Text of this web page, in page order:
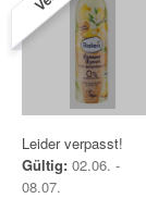
Leider verpasst!
Gültig: 02.06. -
08.07.